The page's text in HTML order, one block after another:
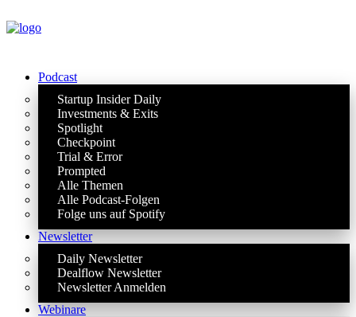
Podcast
Startup Insider Daily
Investments & Exits
Spotlight
Checkpoint
Trial & Error
Prompted
Alle Themen
Alle Podcast-Folgen
Folge uns auf Spotify
Newsletter
Daily Newsletter
Dealflow Newsletter
Newsletter Anmelden
Webinare